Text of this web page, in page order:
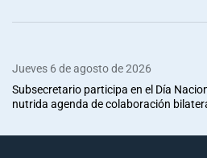
Jueves 6 de agosto de 2026
Subsecretario participa en el Día
nutrida agenda de colaboración